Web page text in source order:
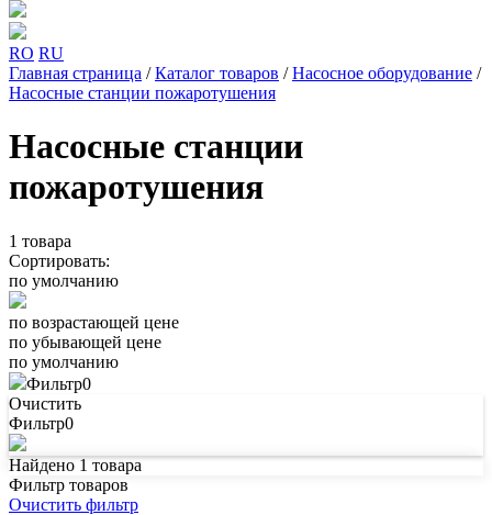
RO RU
Главная страница / Каталог товаров / Насосное оборудование /
Насосные станции пожаротушения
Насосные станции
пожаротушения
1 товара
Сортировать:
по умолчанию
по возрастающей цене
по убывающей цене
по умолчанию
Фильтр0
Очистить
Фильтр0
Найдено 1 товара
Фильтр товаров
Очистить фильтр